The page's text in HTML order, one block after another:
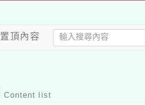
置頂內容
Content list